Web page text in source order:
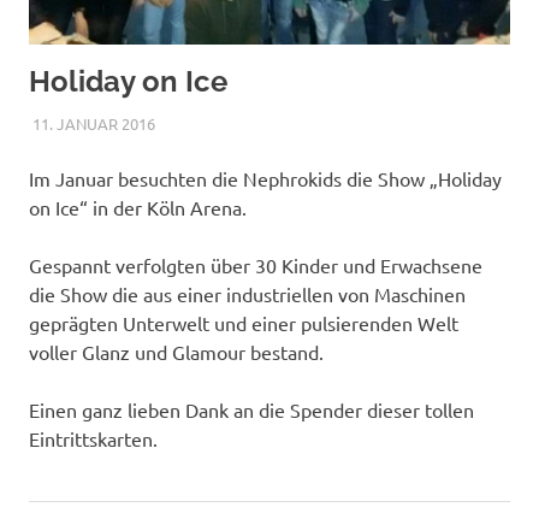
Holiday on Ice
11. JANUAR 2016NICOLE.BETH
ALLGEMEIN
Im Januar besuchten die Nephrokids die Show „Holiday
on Ice“ in der Köln Arena.
Gespannt verfolgten über 30 Kinder und Erwachsene
die Show die aus einer industriellen von Maschinen
geprägten Unterwelt und einer pulsierenden Welt
voller Glanz und Glamour bestand.
Einen ganz lieben Dank an die Spender dieser tollen
Eintrittskarten.